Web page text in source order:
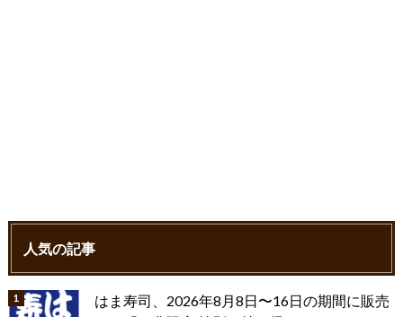
人気の記事
はま寿司、2026年8月8日〜16日の期間に販売